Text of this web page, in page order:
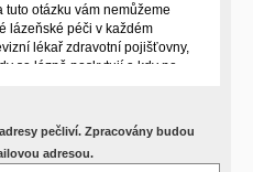
otázku vám nemůžeme
lázeňské péči v každém
lékař zdravotní pojišťovny,
se lázně poskytují a kdy ne.
okolnostech.
o návrh, který pak posoudí
odpověď dát
pečliví. Zpracovány budou
adresou.